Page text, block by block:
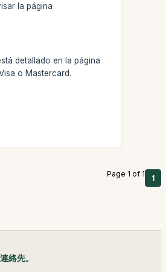
la página
detallado en la página
o Mastercard.
Page 1 of 1 1
連絡先。